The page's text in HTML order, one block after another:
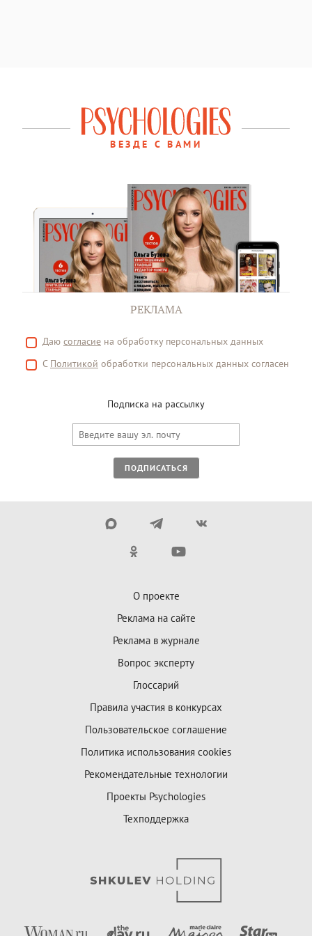
ВЕЗДЕ С ВАМИ
РЕКЛАМА
Даю согласие на обработку персональных данных
С Политикой обработки персональных данных согласен
Подписка на рассылку
ПОДПИСАТЬСЯ
О проекте
Реклама на сайте
Реклама в журнале
Вопрос эксперту
Глоссарий
Правила участия в конкурсах
Пользовательское соглашение
Политика использования cookies
Рекомендательные технологии
Проекты Psychologies
Техподдержка